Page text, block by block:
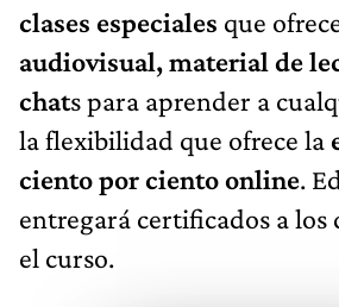
clases especiales que
audiovisual, material de
chats para aprender a
la flexibilidad que ofrece la
ciento por ciento online.
entregará certificados a los
el curso.